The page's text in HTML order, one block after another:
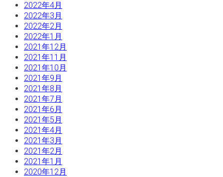
2022年4月
2022年3月
2022年2月
2022年1月
2021年12月
2021年11月
2021年10月
2021年9月
2021年8月
2021年7月
2021年6月
2021年5月
2021年4月
2021年3月
2021年2月
2021年1月
2020年12月